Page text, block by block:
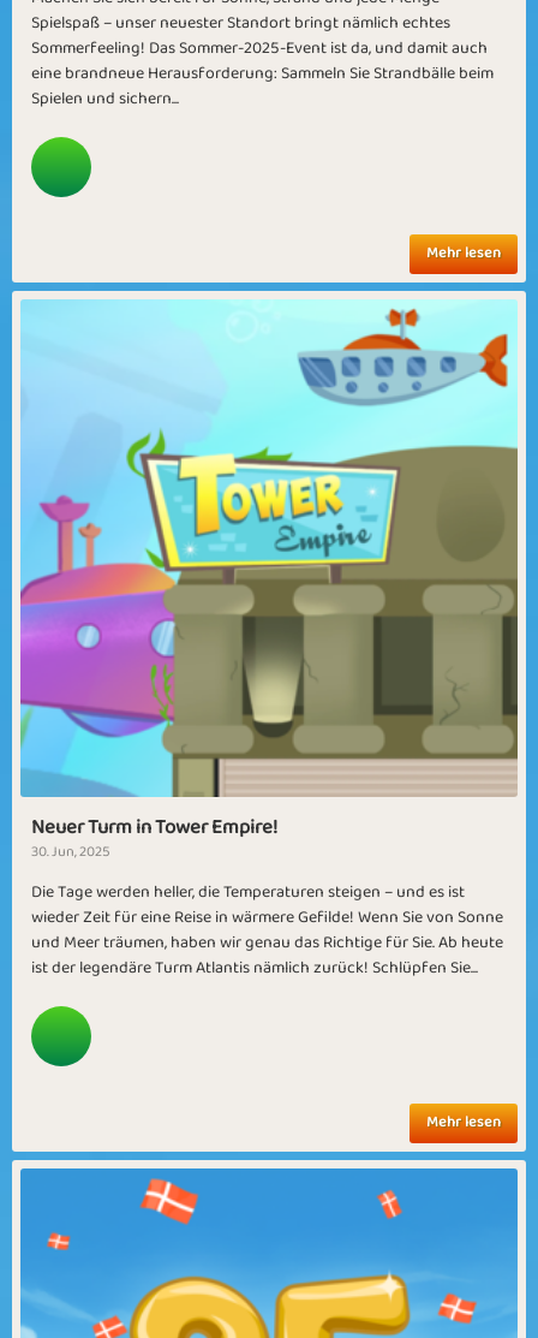
Spielspaß – unser neuester Standort bringt nämlich echtes
Sommerfeeling! Das Sommer-2025-Event ist da, und damit auch
eine brandneue Herausforderung: Sammeln Sie Strandbälle beim
Spielen und sichern...
Mehr lesen
Neuer Turm in Tower Empire!
30. Jun, 2025
Die Tage werden heller, die Temperaturen steigen – und es ist
wieder Zeit für eine Reise in wärmere Gefilde! Wenn Sie von Sonne
und Meer träumen, haben wir genau das Richtige für Sie. Ab heute
ist der legendäre Turm Atlantis nämlich zurück! Schlüpfen Sie...
Mehr lesen